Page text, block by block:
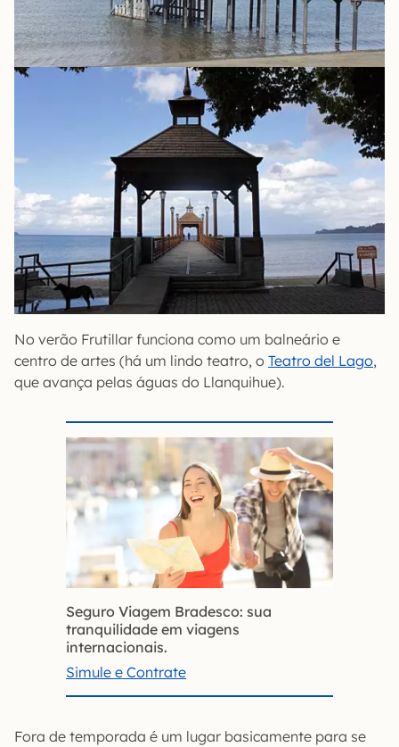
No verão Frutillar funciona como um balneário e
centro de artes (há um lindo teatro, o Teatro del Lago,
que avança pelas águas do Llanquihue).
Seguro Viagem Bradesco: sua
tranquilidade em viagens
internacionais.
Simule e Contrate
Fora de temporada é um lugar basicamente para se